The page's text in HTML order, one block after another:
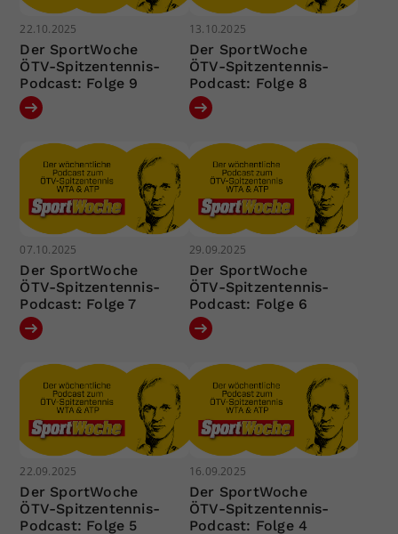
22.10.2025
Der SportWoche
ÖTV-Spitzentennis-
Podcast: Folge 9
13.10.2025
Der SportWoche
ÖTV-Spitzentennis-
Podcast: Folge 8
07.10.2025
Der SportWoche
ÖTV-Spitzentennis-
Podcast: Folge 7
29.09.2025
Der SportWoche
ÖTV-Spitzentennis-
Podcast: Folge 6
22.09.2025
Der SportWoche
ÖTV-Spitzentennis-
Podcast: Folge 5
16.09.2025
Der SportWoche
ÖTV-Spitzentennis-
Podcast: Folge 4